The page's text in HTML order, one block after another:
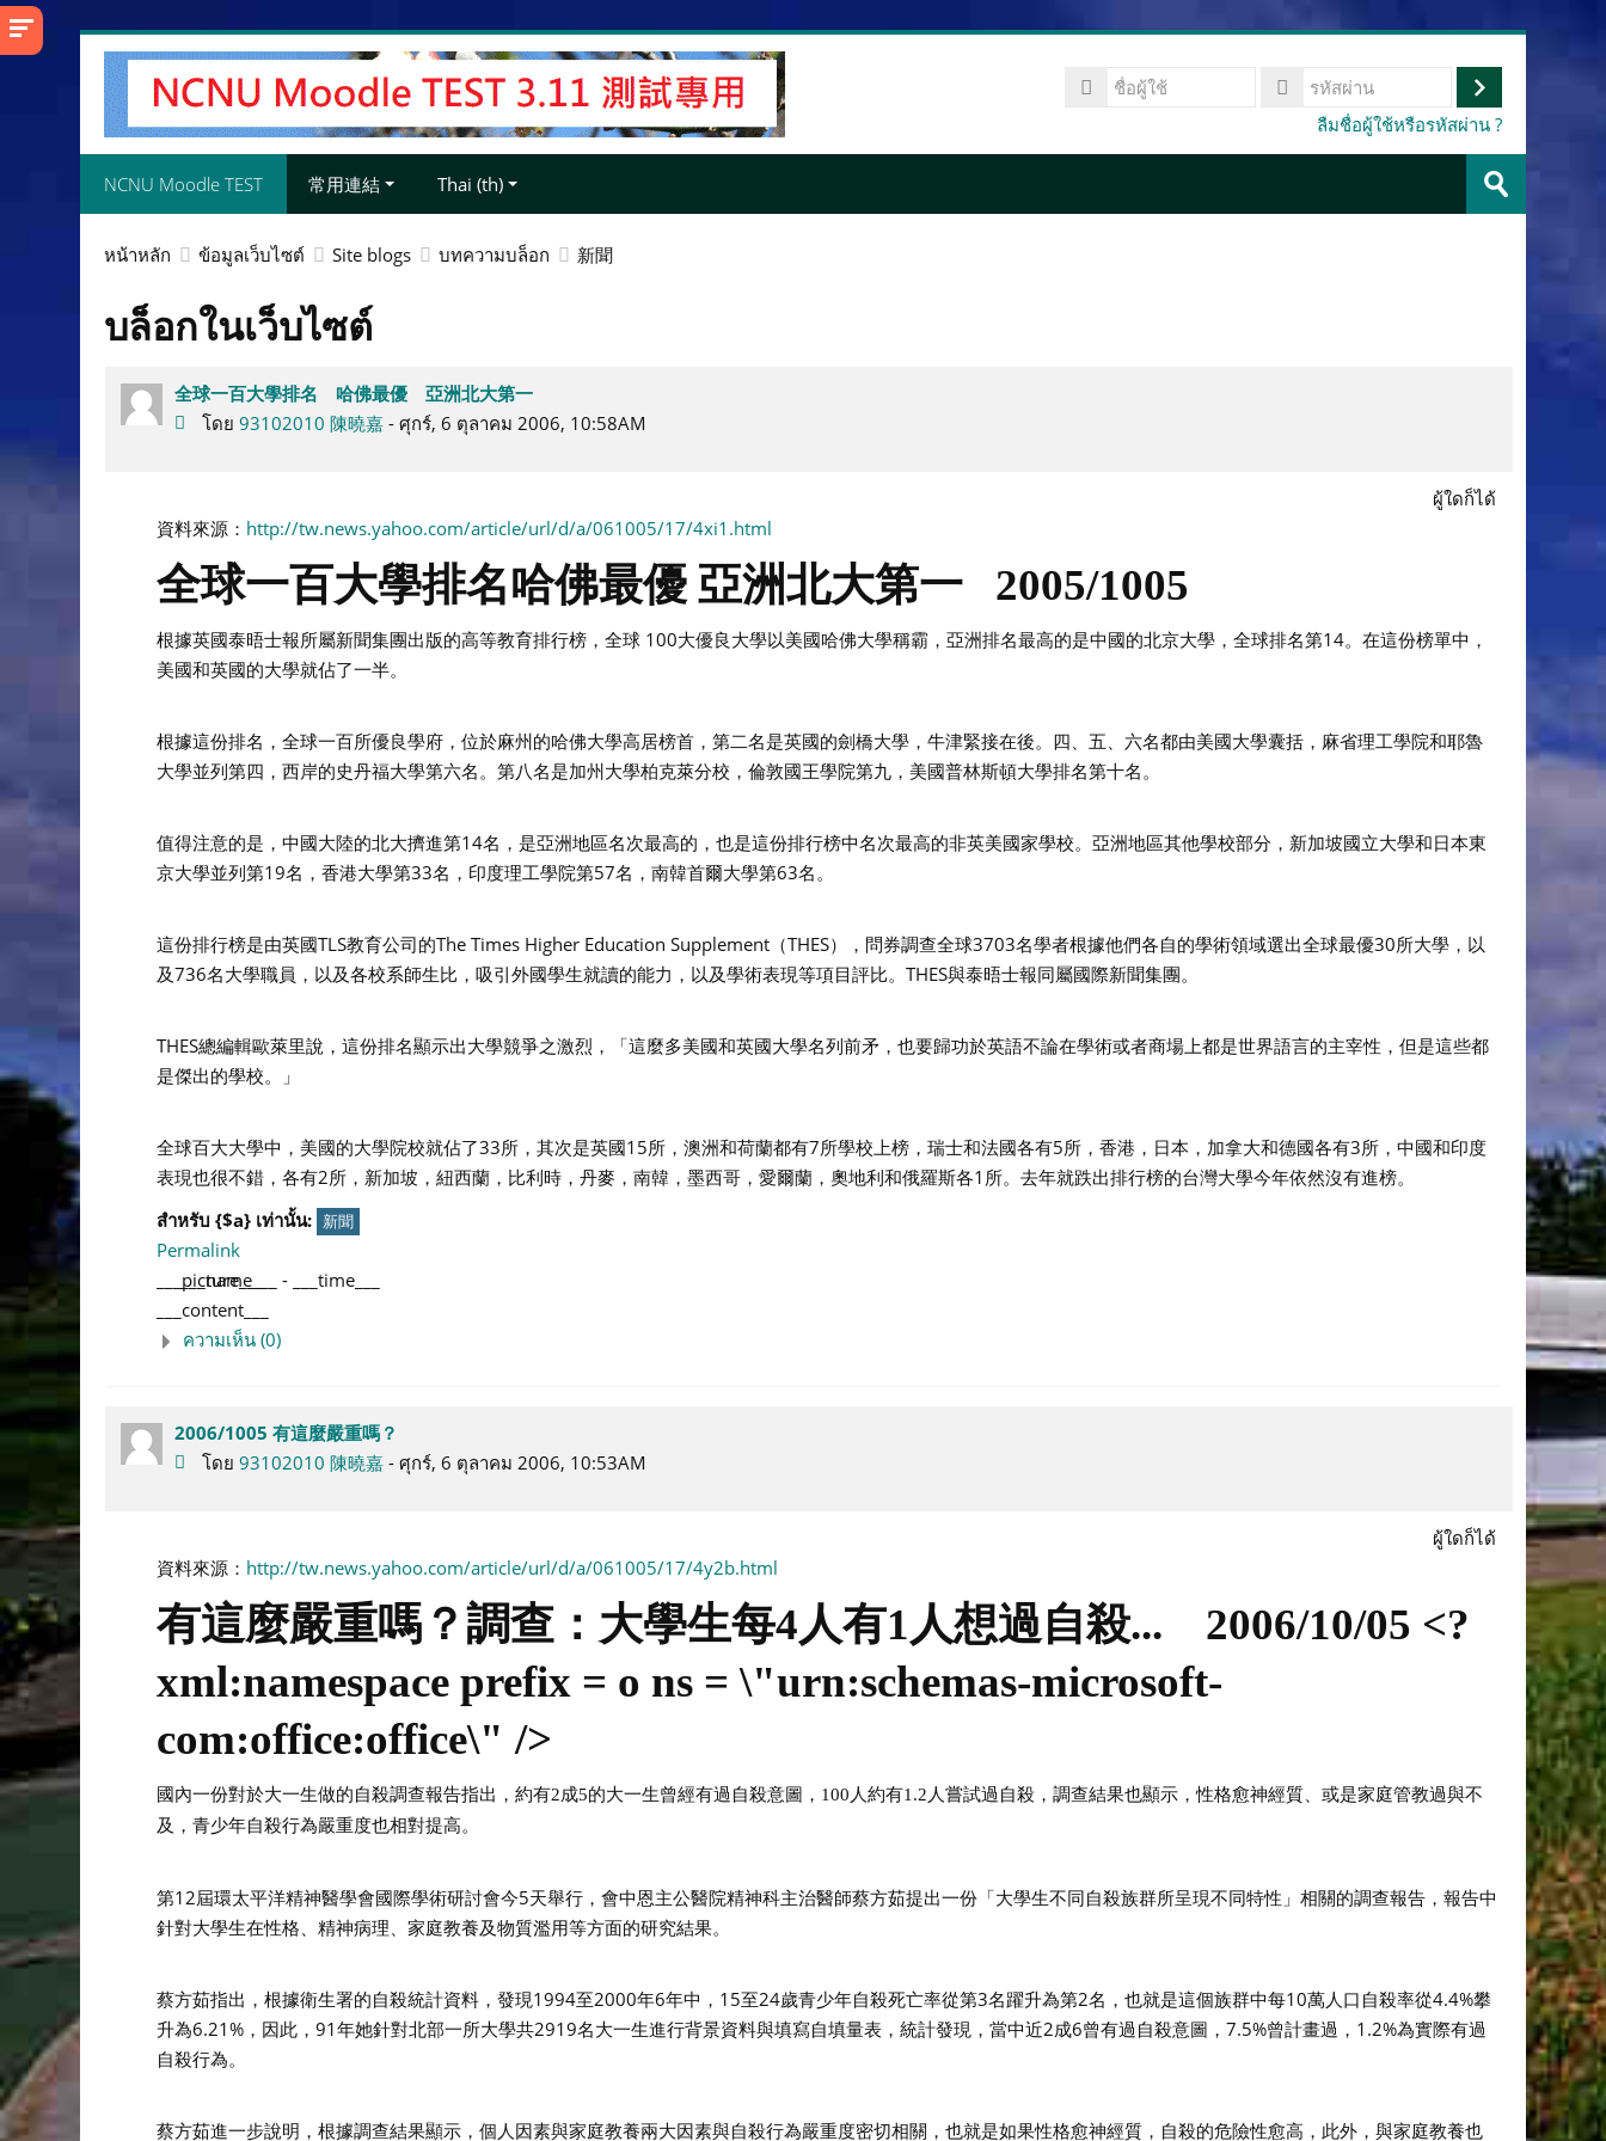
ข้าม
ชื่อ
เข้า
ระบบ
ลืมชื่อผู้ใช้หรือรหัสผ่าน ?
NCNU Moodle TEST 常用連結 Thai ‎(th)‎ ส่ง
หน้าหลัก ข้อมูลเว็บไซต์ Site blogs บทความบล็อก 新聞
บล็อกในเว็บไซต์
全球一百大學排名 哈佛最優 亞洲北大第一
โดย 93102010 陳曉嘉- ศุกร์, 6 ตุลาคม 2006, 10:58AM
ผู้ใดก็ได้
資料來源： http://tw.news.yahoo.com/article/url/d/a/061005/17/4xi1.html
全球一百大學排名哈佛最優 亞洲北大第一 2005/1005
根據英國泰晤士報所屬新聞集團出版的高等教育排行榜，全球 100大優良大學以美國哈佛大學稱霸，亞洲排名最高的是中國的北京大學，全球排名第14。在這份榜單中，
美國和英國的大學就佔了一半。
根據這份排名，全球一百所優良學府，位於麻州的哈佛大學高居榜首，第二名是英國的劍橋大學，牛津緊接在後。四、五、六名都由美國大學囊括，麻省理工學院和耶魯
大學並列第四，西岸的史丹福大學第六名。第八名是加州大學柏克萊分校，倫敦國王學院第九，美國普林斯頓大學排名第十名。
值得注意的是，中國大陸的北大擠進第14名，是亞洲地區名次最高的，也是這份排行榜中名次最高的非英美國家學校。亞洲地區其他學校部分，新加坡國立大學和日本東
京大學並列第19名，香港大學第33名，印度理工學院第57名，南韓首爾大學第63名。
這份排行榜是由英國TLS教育公司的The Times Higher Education Supplement（THES），問券調查全球3703名學者根據他們各自的學術領域選出全球最優30所大學，以
及736名大學職員，以及各校系師生比，吸引外國學生就讀的能力，以及學術表現等項目評比。THES與泰晤士報同屬國際新聞集團。
THES總編輯歐萊里說，這份排名顯示出大學競爭之激烈，「這麼多美國和英國大學名列前矛，也要歸功於英語不論在學術或者商場上都是世界語言的主宰性，但是這些都
是傑出的學校。」
全球百大大學中，美國的大學院校就佔了33所，其次是英國15所，澳洲和荷蘭都有7所學校上榜，瑞士和法國各有5所，香港，日本，加拿大和德國各有3所，中國和印度
表現也很不錯，各有2所，新加坡，紐西蘭，比利時，丹麥，南韓，墨西哥，愛爾蘭，奧地利和俄羅斯各1所。去年就跌出排行榜的台灣大學今年依然沒有進榜。
สำหรับ {$a} เท่านั้น: 新聞
Permalink
___picture___
___name___ -
___time___
___content___
ความเห็น (0)
2006/1005 有這麼嚴重嗎？
โดย 93102010 陳曉嘉- ศุกร์, 6 ตุลาคม 2006, 10:53AM
ผู้ใดก็ได้
資料來源： http://tw.news.yahoo.com/article/url/d/a/061005/17/4y2b.html
有這麼嚴重嗎？調查：大學生每4人有1人想過自殺...
2006/10/05 <?
xml:namespace prefix = o ns = \"urn:schemas-microsoft-
com:office:office\" />
國內一份對於大一生做的自殺調查報告指出，約有2成5的大一生曾經有過自殺意圖，100人約有1.2人嘗試過自殺，調查結果也顯示，性格愈神經質、或是家庭管教過與不
及，青少年自殺行為嚴重度也相對提高。
第12屆環太平洋精神醫學會國際學術研討會今5天舉行，會中恩主公醫院精神科主治醫師蔡方茹提出一份「大學生不同自殺族群所呈現不同特性」相關的調查報告，報告中
針對大學生在性格、精神病理、家庭教養及物質濫用等方面的研究結果。
蔡方茹指出，根據衛生署的自殺統計資料，發現1994至2000年6年中，15至24歲青少年自殺死亡率從第3名躍升為第2名，也就是這個族群中每10萬人口自殺率從4.4%攀
升為6.21%，因此，91年她針對北部一所大學共2919名大一生進行背景資料與填寫自填量表，統計發現，當中近2成6曾有過自殺意圖，7.5%曾計畫過，1.2%為實際有過
自殺行為。
蔡方茹進一步說明，根據調查結果顯示，個人因素與家庭教養兩大因素與自殺行為嚴重度密切相關，也就是如果性格愈神經質，自殺的危險性愈高，此外，與家庭教養也